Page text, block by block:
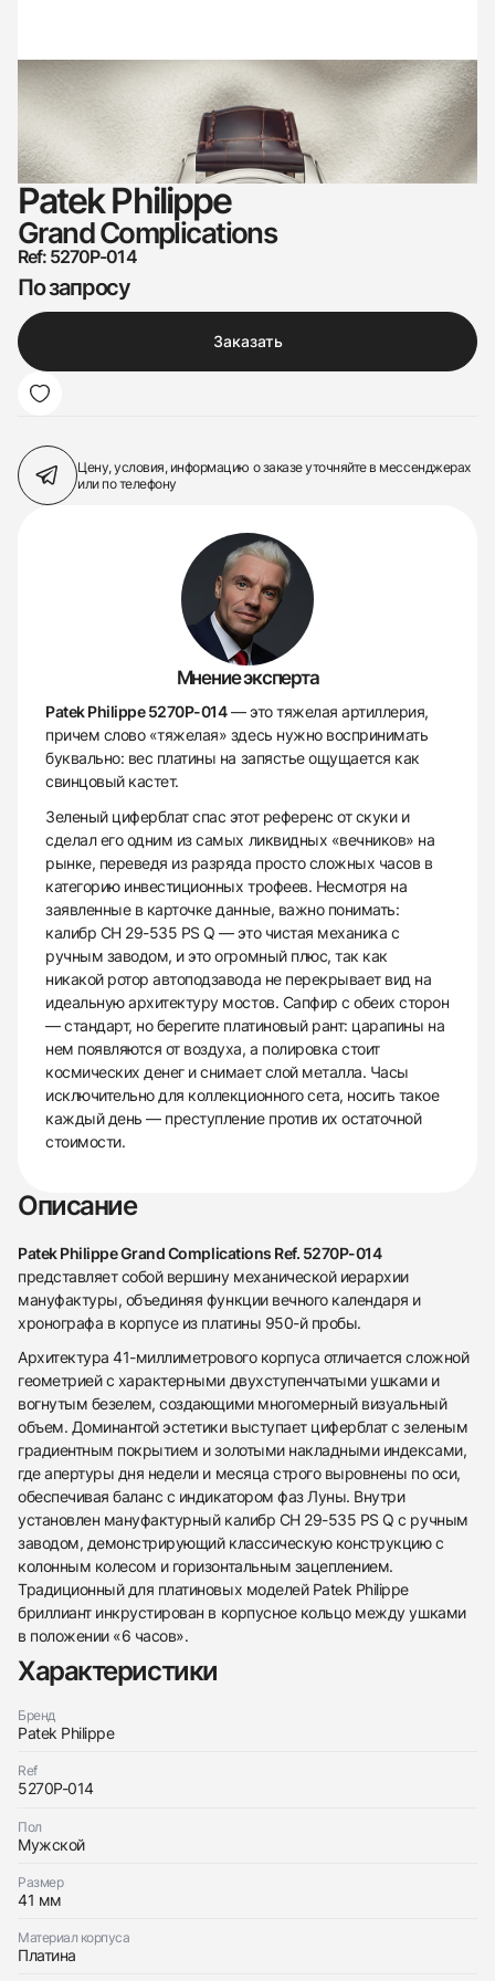
438
285
145
142
205
204
195
150
6
Patek Philippe
Grand Complications
Ref: 5270P-014
По запросу
Заказать
Цену, условия, информацию о заказеуточняйте в мессенджерах
или по телефону
Мнение эксперта
Patek Philippe 5270P-014— это тяжелая артиллерия,
причем слово «тяжелая» здесь нужно воспринимать
буквально: вес платины на запястье ощущается как
свинцовый кастет.
Зеленый циферблат спас этот референс от скуки и
сделал его одним из самых ликвидных «вечников» на
рынке, переведя из разряда просто сложных часов в
категорию инвестиционных трофеев. Несмотря на
заявленные в карточке данные, важно понимать:
калибр CH 29-535 PS Q — это чистая механика с
ручным заводом, и это огромный плюс, так как
никакой ротор автоподзавода не перекрывает вид на
идеальную архитектуру мостов. Сапфир с обеих сторон
— стандарт, но берегите платиновый рант: царапины на
нем появляются от воздуха, а полировка стоит
космических денег и снимает слой металла. Часы
исключительно для коллекционного сета, носить такое
каждый день — преступление против их остаточной
стоимости.
Описание
Patek Philippe Grand Complications Ref. 5270P-014
представляет собой вершину механической иерархии
мануфактуры, объединяя функции вечного календаря и
хронографа в корпусе из платины 950-й пробы.
Архитектура 41-миллиметрового корпуса отличается сложной
геометрией с характерными двухступенчатыми ушками и
вогнутым безелем, создающими многомерный визуальный
объем. Доминантой эстетики выступает циферблат с зеленым
градиентным покрытием и золотыми накладными индексами,
где апертуры дня недели и месяца строго выровнены по оси,
обеспечивая баланс с индикатором фаз Луны. Внутри
установлен мануфактурный калибр CH 29-535 PS Q с ручным
заводом, демонстрирующий классическую конструкцию с
колонным колесом и горизонтальным зацеплением.
Традиционный для платиновых моделей Patek Philippe
бриллиант инкрустирован в корпусное кольцо между ушками
в положении «6 часов».
Характеристики
Бренд
Patek Philippe
Ref
5270P-014
Пол
Мужской
Размер
41 мм
Материал корпуса
Платина
Заказать эти часы
Оставьте ваши контактные данные и мы свяжемся